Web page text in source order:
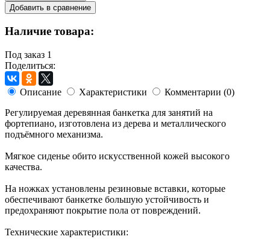
Добавить в сравнение
Наличие товара:
Под заказ 1
Поделиться:
Описание Характеристики
Комментарии (0)
Регулируемая деревянная банкетка для занятий на
фортепиано, изготовлена из дерева и металлического
подъёмного механизма.
Мягкое сиденье обито искусственной кожей высокого
качества.
На ножках установлены резиновые вставки, которые
обеспечивают банкетке большую устойчивость и
предохраняют покрытие пола от повреждений.
Технические характеристики: